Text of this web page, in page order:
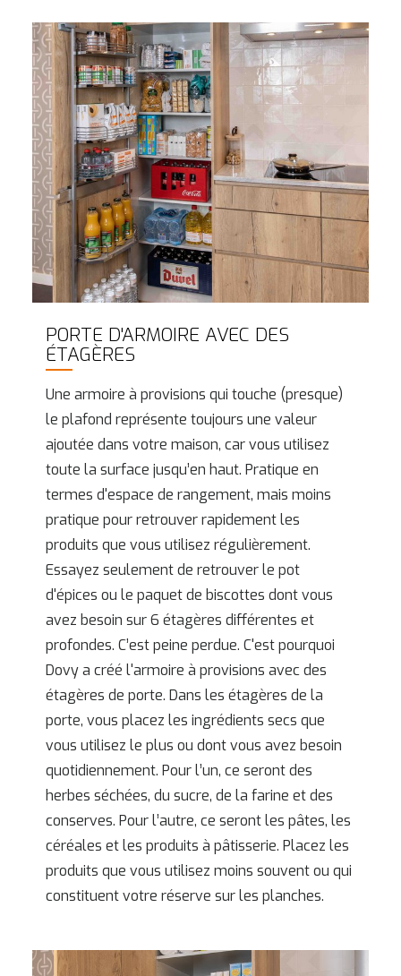
PORTE D'ARMOIRE AVEC DES
ÉTAGÈRES
Une armoire à provisions qui touche (presque)
le plafond représente toujours une valeur
ajoutée dans votre maison, car vous utilisez
toute la surface jusqu’en haut. Pratique en
termes d'espace de rangement, mais moins
pratique pour retrouver rapidement les
produits que vous utilisez régulièrement.
Essayez seulement de retrouver le pot
d'épices ou le paquet de biscottes dont vous
avez besoin sur 6 étagères différentes et
profondes. C’est peine perdue. C'est pourquoi
Dovy a créé l'armoire à provisions avec des
étagères de porte. Dans les étagères de la
porte, vous placez les ingrédients secs que
vous utilisez le plus ou dont vous avez besoin
quotidiennement. Pour l’un, ce seront des
herbes séchées, du sucre, de la farine et des
conserves. Pour l’autre, ce seront les pâtes, les
céréales et les produits à pâtisserie. Placez les
produits que vous utilisez moins souvent ou qui
constituent votre réserve sur les planches.